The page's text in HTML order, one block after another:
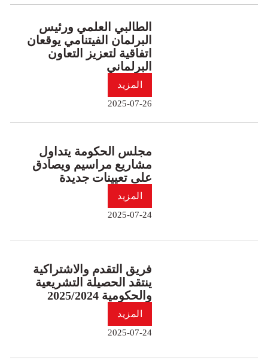
الطالبي العلمي ورئيس
البرلمان الفيتنامي يوقعان
اتفاقية لتعزيز التعاون
البرلماني
المزيد
2025-07-26
مجلس الحكومة يتداول
مشاريع مراسيم ويصادق
على تعيينات جديدة
المزيد
2025-07-24
فريق التقدم والاشتراكية
ينتقد الحصيلة التشريعية
والحكومية 2025/2024
المزيد
2025-07-24